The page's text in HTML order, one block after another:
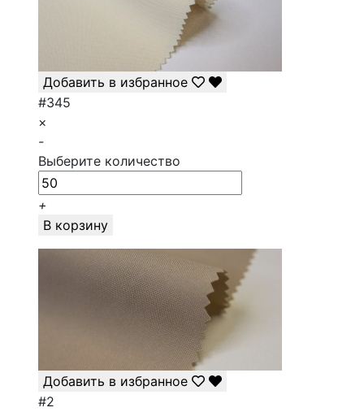
Добавить в избранное
#345
×
-
Выберите количество
+
В корзину
Добавить в избранное
#2